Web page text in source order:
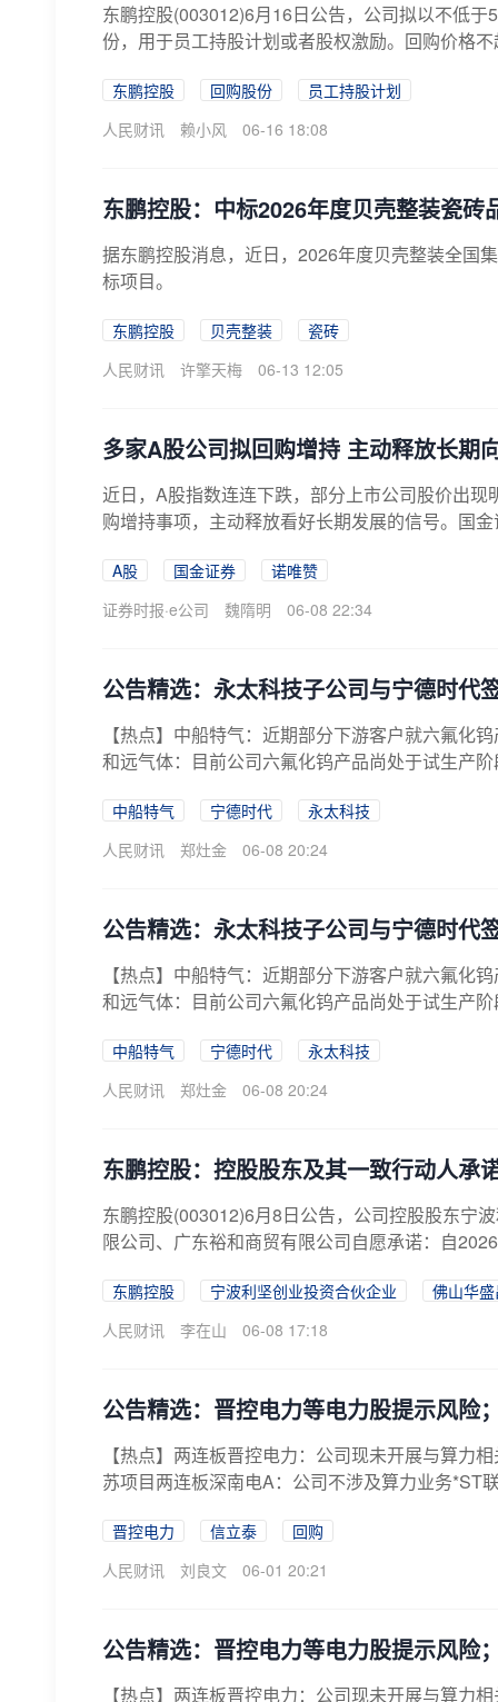
东鹏控股(003012)6月16日公告，公司拟以不低
份，用于员工持股计划或者股权激励。回购价格
东鹏控股 回购股份
员工持股计划
人民财讯
赖小风 06-16 18:08
东鹏控股：中标2026年度贝壳整装瓷砖
据东鹏控股消息，近日，2026年度贝壳整装全国
标项目。
东鹏控股 贝壳整装
瓷砖
人民财讯
许擎天梅 06-13 12:05
多家A股公司拟回购增持 主动释放长期
近日，A股指数连连下跌，部分上市公司股价出
购增持事项，主动释放看好长期发展的信号。国
A股 国金证券
诺唯赞
证券时报·e公司
魏隋明 06-08 22:34
公告精选：永太科技子公司与宁德时代
【热点】中船特气：近期部分下游客户就六氟化
和远气体：目前公司六氟化钨产品尚处于试生产
中船特气 宁德时代
永太科技
人民财讯
郑灶金 06-08 20:24
公告精选：永太科技子公司与宁德时代
【热点】中船特气：近期部分下游客户就六氟化
和远气体：目前公司六氟化钨产品尚处于试生产
中船特气 宁德时代
永太科技
人民财讯
郑灶金 06-08 20:24
东鹏控股：控股股东及其一致行动人承
东鹏控股(003012)6月8日公告，公司控股股东宁
限公司、广东裕和商贸有限公司自愿承诺：自
东鹏控股 宁波利坚创业投资合伙企业
佛山华
人民财讯
李在山 06-08 17:18
公告精选：晋控电力等电力股提示风
【热点】两连板晋控电力：公司现未开展与算力
苏项目两连板深南电A：公司不涉及算力业务*ST
晋控电力 信立泰
回购
人民财讯
刘良文 06-01 20:21
公告精选：晋控电力等电力股提示风
【热点】两连板晋控电力：公司现未开展与算力